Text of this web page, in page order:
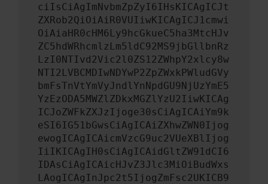
ciIsCiAgImNvbmZpZyI6IHsKICAgICJt
ZXRob2QiOiAiR0VUIiwKICAgICJ1cmwi
OiAiaHR0cHM6Ly9hcGkueC5ha3MtcHJv
ZC5hdWRhcmlzLm5ldC92MS9jbGllbnRz
LzI0NTIvd2Vic2l0ZS12ZWhpY2xlcy8w
NTI2LVBCMDIwNDYwP2ZpZWxkPWludGVy
bmFsTnVtYmVyJndlYnNpdGU9NjUzYmE5
YzEzODA5MWZlZDkxMGZlYzU2IiwKICAg
ICJoZWFkZXJzIjoge30sCiAgICAiYm9k
eSI6IG51bGwsCiAgICAiZXhwZWN0Ijog
ewogICAgICAicmVzcG9uc2VUeXBlIjog
IiIKICAgIH0sCiAgICAidGltZW91dCI6
IDAsCiAgICAicHJvZ3Jlc3MiOiBudWxs
LAogICAgInJpc2t5IjogZmFsc2UKICB9